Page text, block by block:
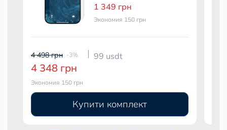
1 349 грн
Экономия 150 грн
4 498 грн -3%
4 348 грн
Экономия 150 грн
99 usdt
Купити комплект